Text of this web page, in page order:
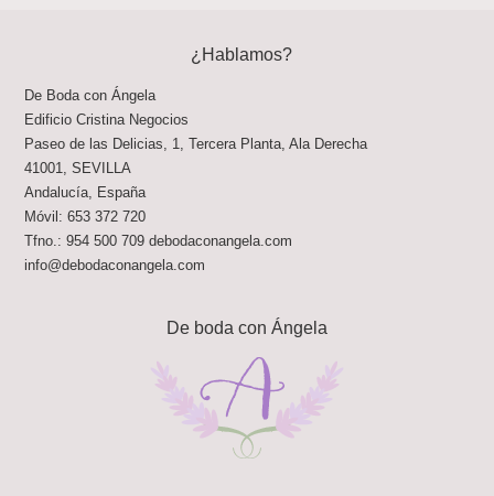
¿Hablamos?
De Boda con Ángela
Edificio Cristina Negocios
Paseo de las Delicias, 1, Tercera Planta, Ala Derecha
41001
,SEVILLA
Andalucía España
Móvil:653 372 720
Tfno.:954 500 709 debodaconangela.com
info@debodaconangela.com
De boda con Ángela